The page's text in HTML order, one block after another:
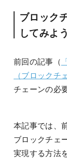
ブロック
してみよう
前回の記事（
（ブロックチ
チェーンの必
本記事では、
ブロックチェ
実現する方法